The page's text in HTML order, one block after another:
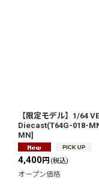
【限定モデル】1/64
Diecast(T64G-018-
MN]
4,400円 (税込)
オープン価格